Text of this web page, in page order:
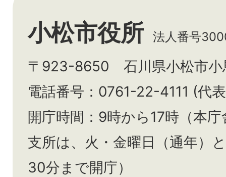
小松市役所 法人番号
〒923-8650 石川県小松市小
電話番号：0761-22-4111 (代
開庁時間：9時から17時（本
支所は、火・金曜日（通年）と
30分まで開庁）